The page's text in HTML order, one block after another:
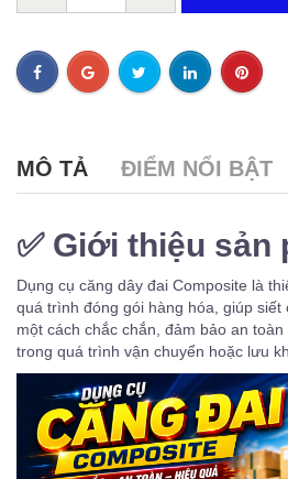
MÔ TẢ ĐIỂM NỔI BẬT
✅Giới thiệu sản
Dụng cụ căng dây đai Composite là
quá trình đóng gói hàng hóa, giúp siết
một cách chắc chắn, đảm bảo an
trong quá trình vận chuyển hoặc lưu